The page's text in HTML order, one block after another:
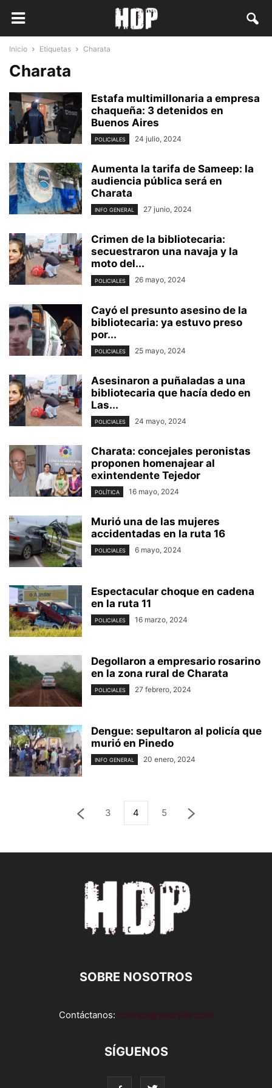
Inicio Etiquetas Charata
Charata
Estafa multimillonaria a empresa
chaqueña: 3 detenidos en
Buenos Aires
POLICIALES 24 julio, 2024
Aumenta la tarifa de Sameep: la
audiencia pública será en
Charata
INFO GENERAL 27 junio, 2024
Crimen de la bibliotecaria:
secuestraron una navaja y la
moto del...
POLICIALES 26 mayo, 2024
Cayó el presunto asesino de la
bibliotecaria: ya estuvo preso
por...
POLICIALES 25 mayo, 2024
Asesinaron a puñaladas a una
bibliotecaria que hacía dedo en
Las...
POLICIALES 24 mayo, 2024
Charata: concejales peronistas
proponen homenajear al
exintendente Tejedor
POLÍTICA 16 mayo, 2024
Murió una de las mujeres
accidentadas en la ruta 16
POLICIALES 6 mayo, 2024
Espectacular choque en cadena
en la ruta 11
POLICIALES 16 marzo, 2024
Degollaron a empresario rosarino
en la zona rural de Charata
POLICIALES 27 febrero, 2024
Dengue: sepultaron al policía que
murió en Pinedo
INFO GENERAL 20 enero, 2024
3 4 5
SOBRE NOSOTROS
Contáctanos: contact@yoursite.com
SÍGUENOS